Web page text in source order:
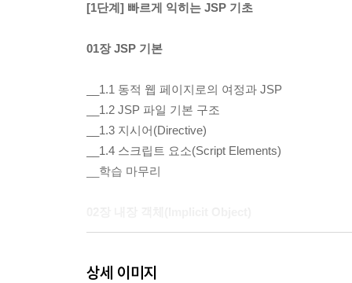
[1단계] 빠르게 익히는 JSP 기초
01장 JSP 기본
__1.1 동적 웹 페이지로의 여정과 JSP
__1.2 JSP 파일 기본 구조
__1.3 지시어(Directive)
__1.4 스크립트 요소(Script Elements)
__학습 마무리
__2.2 request 객체
상세 이미지